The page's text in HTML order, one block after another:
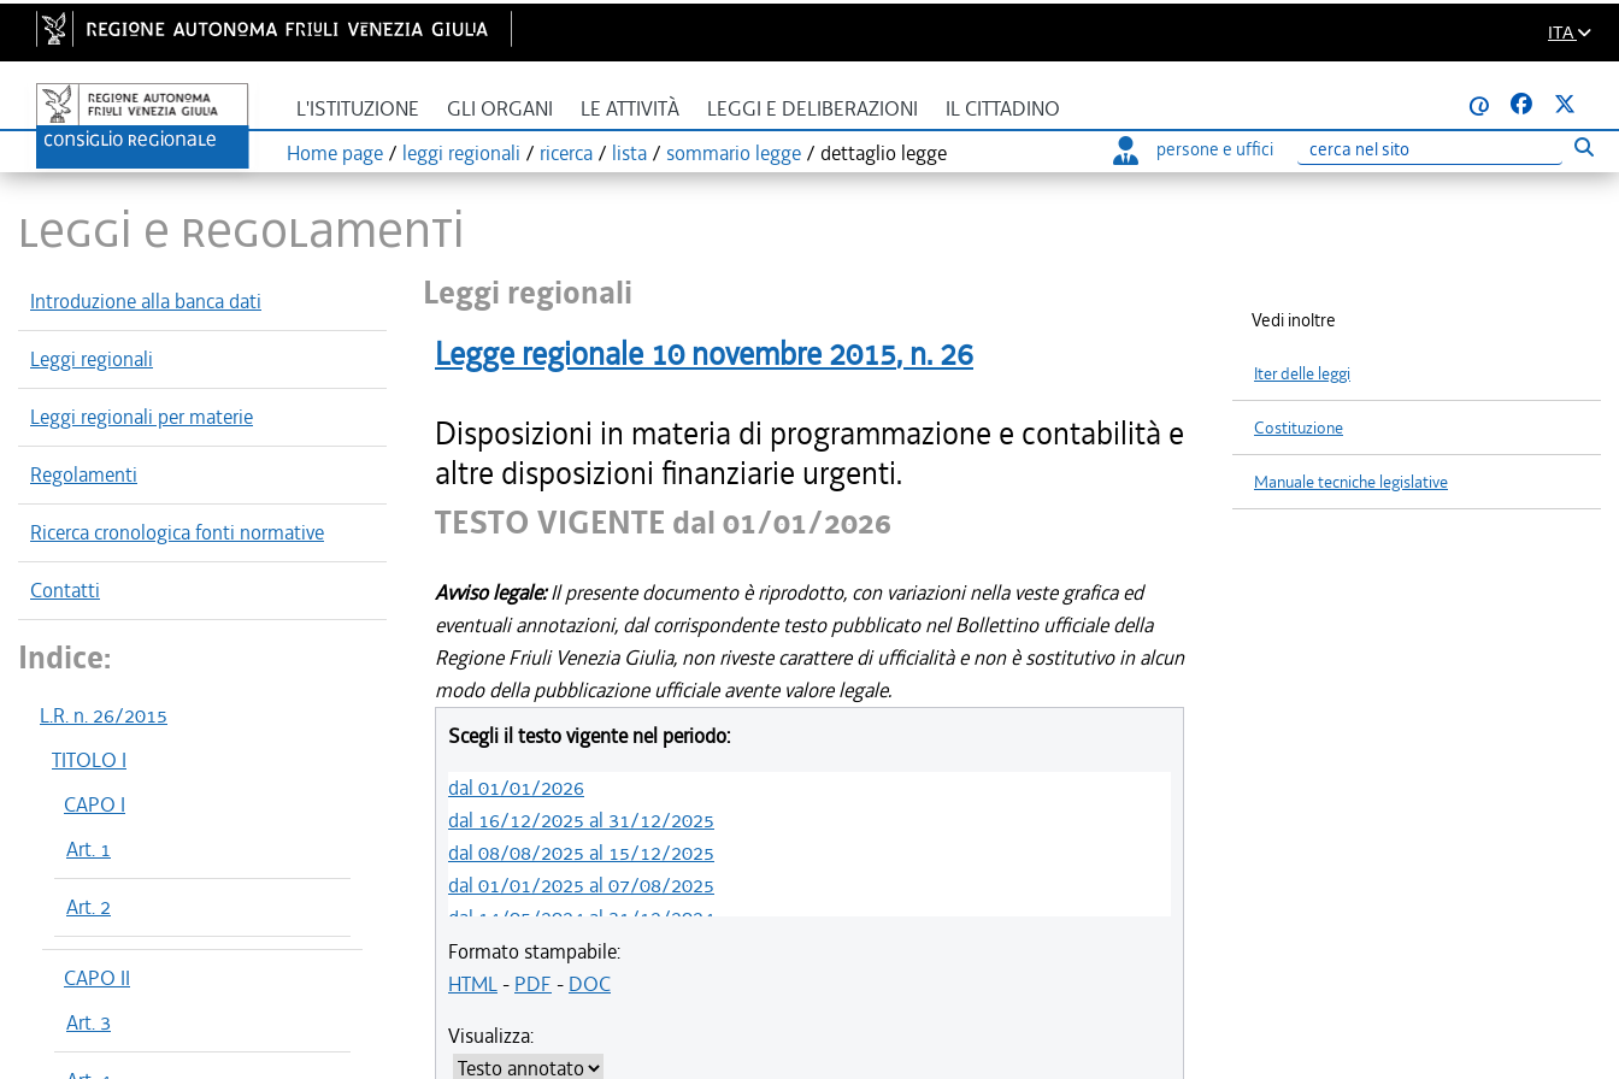
ITA
L'ISTITUZIONE GLI ORGANI LE ATTIVITÀ LEGGI E DELIBERAZIONI IL CITTADINO
@
Home page / leggi regionali / ricerca / lista / sommario legge / dettaglio legge persone e uffici
Ricerca
LEGGI E REGOLAMENTI
Introduzione alla banca dati
Leggi regionali
Leggi regionali per materie
Regolamenti
Ricerca cronologica fonti normative
Contatti
Indice:
L.R. n. 26/2015
TITOLO I
CAPO I
Art. 1
Art. 2
CAPO II
Art. 3
Leggi regionali
Legge regionale 10 novembre 2015, n. 26
Disposizioni in materia di programmazione e contabilità e
altre disposizioni finanziarie urgenti.
TESTO VIGENTE dal 01/01/2026
Avviso legale:Il presente documento è riprodotto, con variazioni nella veste grafica ed
eventuali annotazioni, dal corrispondente testo pubblicato nel Bollettino ufficiale della
Regione Friuli Venezia Giulia, non riveste carattere di ufficialità e non è sostitutivo in alcun
modo della pubblicazione ufficiale avente valore legale.
Scegli il testo vigente nel periodo:
dal 01/01/2026
dal 16/12/2025 al 31/12/2025
dal 08/08/2025 al 15/12/2025
dal 01/01/2025 al 07/08/2025
dal 14/05/2024 al 31/12/2024
dal 01/01/2024 al 13/05/2024
dal 01/01/2020 al 31/12/2023
dal 10/08/2019 al 18/12/2019
Formato stampabile:
HTML- PDF - DOC
Visualizza:
Vedi inoltre
Iter delle leggi
Costituzione
Manuale tecniche legislative